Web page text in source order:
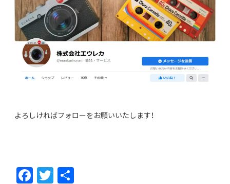
よろしければフォローをお願いいたします！
F T